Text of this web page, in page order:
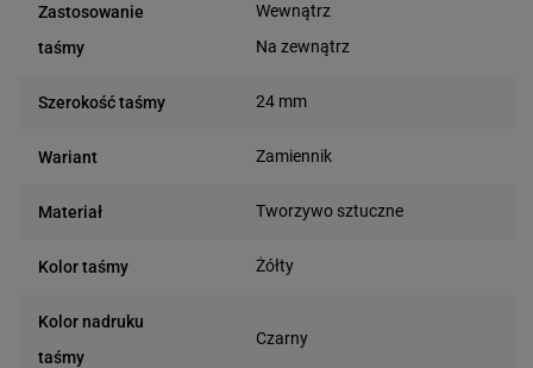
Zastosowanie
taśmy
Wewnątrz
Na zewnątrz
Szerokość taśmy 24 mm
Wariant Zamiennik
Materiał Tworzywo sztuczne
Kolor taśmy Żółty
Kolor nadruku
taśmy
Czarny